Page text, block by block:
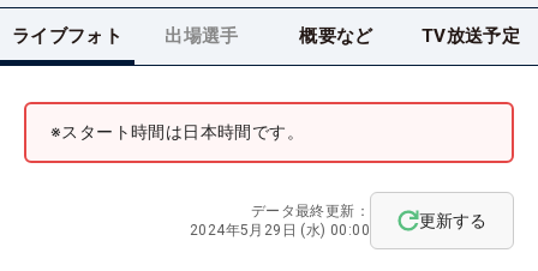
ライブフォト 出場選手 概要など TV放送予定
※スタート時間は日本時間です。
データ最終更新：
2024年5月29日 (水) 00:00
更新する